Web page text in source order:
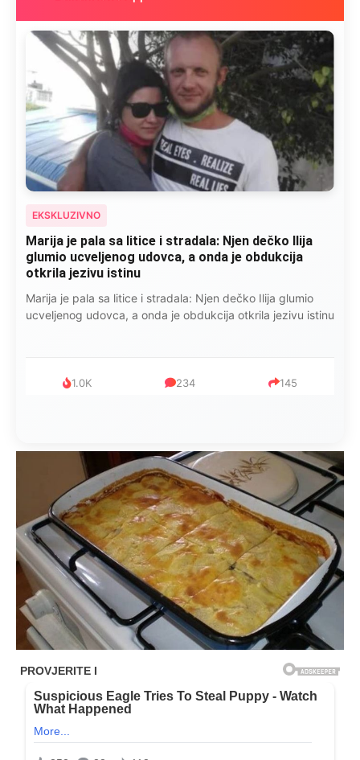
EKSKLUZIVNO
Marija je pala sa litice i stradala: Njen dečko Ilija
glumio ucveljenog udovca, a onda je obdukcija
otkrila jezivu istinu
Marija je pala sa litice i stradala: Njen dečko Ilija glumio
ucveljenog udovca, a onda je obdukcija otkrila jezivu istinu
1.0K 234 145